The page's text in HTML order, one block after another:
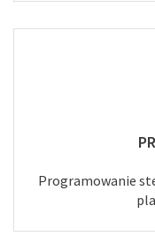
Programowanie